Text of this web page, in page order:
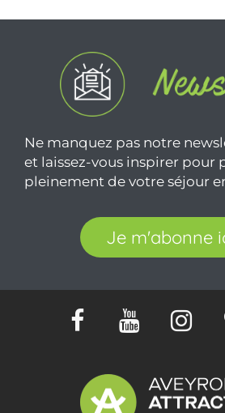
Ne manquez pas notre
et laissez-vous inspirer pour
pleinement de votre séjour
Je m'abonne